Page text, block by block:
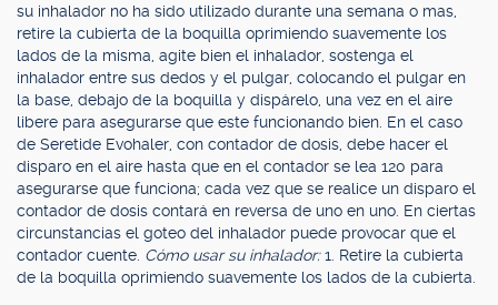
su inhalador no ha sido utilizado durante una semana o mas,
retire la cubierta de la boquilla oprimiendo suavemente los
lados de la misma, agite bien el inhalador, sostenga el
inhalador entre sus dedos y el pulgar, colocando el pulgar en
la base, debajo de la boquilla y dispárelo, una vez en el aire
libere para asegurarse que este funcionando bien. En el caso
de Seretide Evohaler, con contador de dosis, debe hacer el
disparo en el aire hasta que en el contador se lea 120 para
asegurarse que funciona; cada vez que se realice un disparo el
contador de dosis contará en reversa de uno en uno. En ciertas
circunstancias el goteo del inhalador puede provocar que el
contador cuente. Cómo usar su inhalador:1. Retire la cubierta
de la boquilla oprimiendo suavemente los lados de la cubierta.